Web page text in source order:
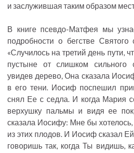
и заслужившая таким образом
В книге псевдо-Матфея мы
подробности о бегстве Святого
«Случилось на третий день пути,
пустыне от слишком сильного
увидев дерево, Она сказала
в его тени. Иосиф поспешил
снял Ее с седла. И когда Мария
верхушку пальмы и видя ее
сказала Иосифу: Мне бы
из этих плодов. И Иосиф сказал
говоришь так, когда Ты видишь,